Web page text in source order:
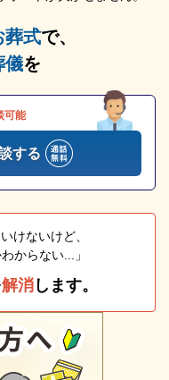
葬式で、
儀を
可能
する
けないけど、
からない...」
解消 します。